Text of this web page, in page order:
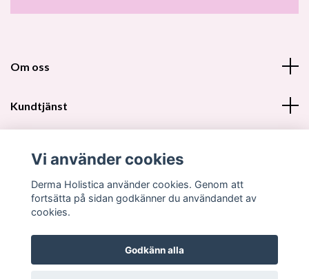
Om oss
Kundtjänst
Sociala medier
Vi använder cookies
Derma Holistica använder cookies. Genom att
fortsätta på sidan godkänner du användandet av
cookies.
Godkänn alla